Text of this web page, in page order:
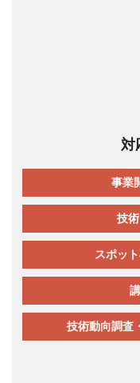
対
事業
技
スポッ
技術動向調査